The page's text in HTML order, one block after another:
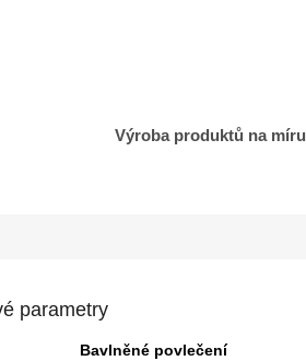
Výroba produktů na míru
parametry
Bavlněné povlečení